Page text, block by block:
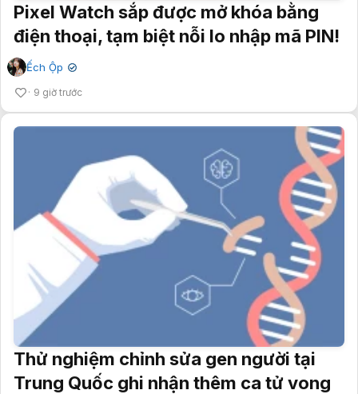
Pixel Watch sắp được mở khóa bằng
điện thoại, tạm biệt nỗi lo nhập mã PIN!
Ếch Ộp ✔
9 giờ trước
Thử nghiệm chỉnh sửa gen người tại
Trung Quốc ghi nhận thêm ca tử vong